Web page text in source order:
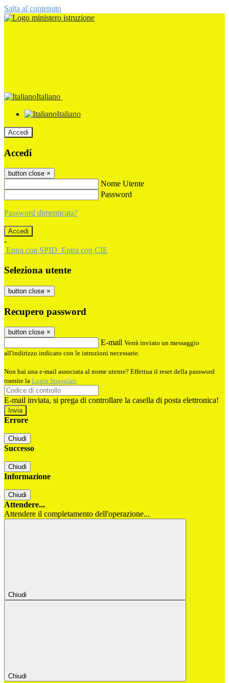
Salta al contenuto
Italiano
Italiano
Accedi
Accedi
button close ×
Nome Utente
Password
Password dimenticata?
-
Entra con SPID Entra con CIE
Seleziona utente
button close ×
Recupero password
button close ×
E-mail Verrà inviato un messaggio
all'indirizzo indicato con le istruzioni necessarie.
Non hai una e-mail associata al nome utente? Effettua il reset della password
tramite la Login Spaggiari
E-mail inviata, si prega di controllare la casella di posta elettronica!
Errore
Chiudi
Successo
Chiudi
Informazione
Chiudi
Attendere...
Attendere il completamento dell'operazione...
Chiudi
Chiudi